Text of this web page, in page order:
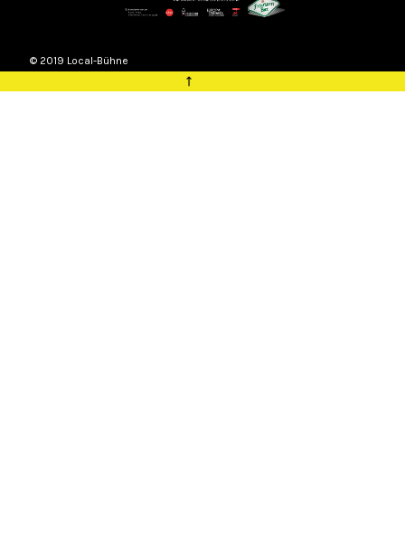
© 2019 Local-Bühne